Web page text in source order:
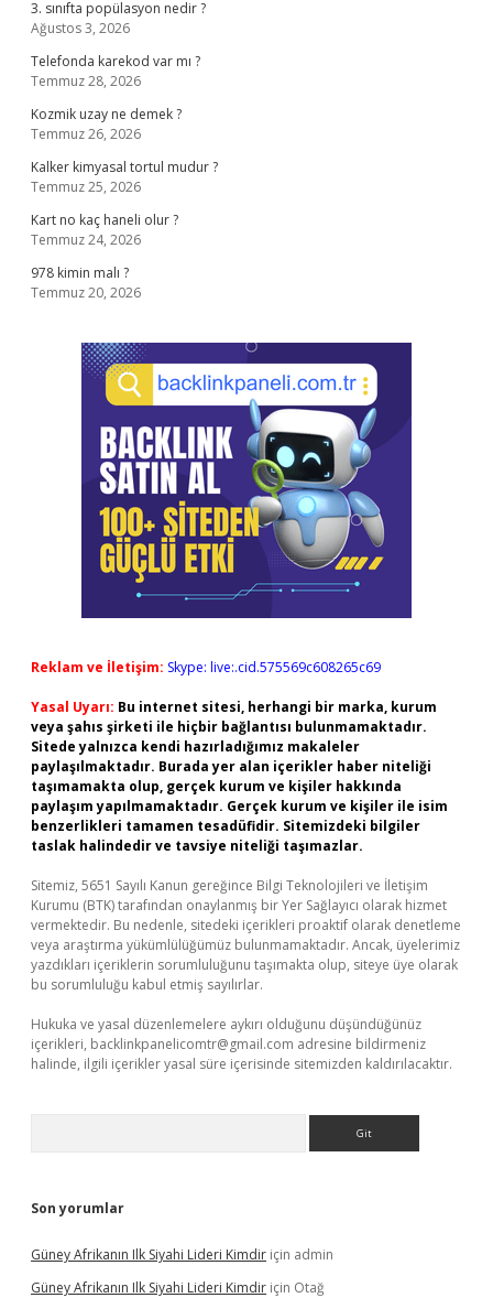
3. sınıfta popülasyon nedir ?
Ağustos 3, 2026
Telefonda karekod var mı ?
Temmuz 28, 2026
Kozmik uzay ne demek ?
Temmuz 26, 2026
Kalker kimyasal tortul mudur ?
Temmuz 25, 2026
Kart no kaç haneli olur ?
Temmuz 24, 2026
978 kimin malı ?
Temmuz 20, 2026
Reklam ve İletişim: Skype: live:.cid.575569c608265c69
Yasal Uyarı: Bu internet sitesi, herhangi bir marka, kurum
veya şahıs şirketi ile hiçbir bağlantısı bulunmamaktadır.
Sitede yalnızca kendi hazırladığımız makaleler
paylaşılmaktadır. Burada yer alan içerikler haber niteliği
taşımamakta olup, gerçek kurum ve kişiler hakkında
paylaşım yapılmamaktadır. Gerçek kurum ve kişiler ile isim
benzerlikleri tamamen tesadüfidir. Sitemizdeki bilgiler
taslak halindedir ve tavsiye niteliği taşımazlar.
Sitemiz, 5651 Sayılı Kanun gereğince Bilgi Teknolojileri ve İletişim
Kurumu (BTK) tarafından onaylanmış bir Yer Sağlayıcı olarak hizmet
vermektedir. Bu nedenle, sitedeki içerikleri proaktif olarak denetleme
veya araştırma yükümlülüğümüz bulunmamaktadır. Ancak, üyelerimiz
yazdıkları içeriklerin sorumluluğunu taşımakta olup, siteye üye olarak
bu sorumluluğu kabul etmiş sayılırlar.
Hukuka ve yasal düzenlemelere aykırı olduğunu düşündüğünüz
içerikleri, backlinkpanelicomtr@gmail.com adresine bildirmeniz
halinde, ilgili içerikler yasal süre içerisinde sitemizden kaldırılacaktır.
Son yorumlar
Güney Afrikanın Ilk Siyahi Lideri Kimdir için admin
Güney Afrikanın Ilk Siyahi Lideri Kimdir için Otağ